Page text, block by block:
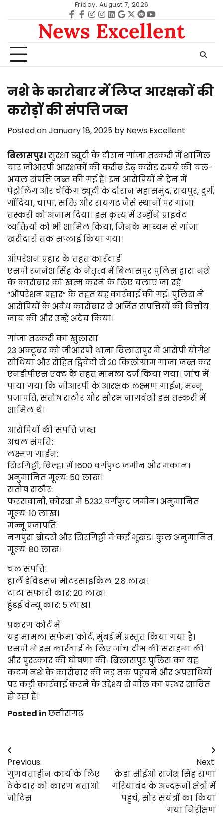
Friday, August 7, 2026
Facebook
facebook
Instagram
instagram
Linkedin
google
Twitter
redditYoutube
News Excellent
नशे के कारोबार में लिप्त आरक्षकों की
करोड़ों की संपत्ति जब्त
Posted onJanuary 18, 2025 by News Excellent
बिलासपुर। सुरक्षा ड्यूटी के दौरान गांजा तस्करी में शामिल
चार जीआरपी आरक्षकों की करीब डेढ़ करोड़ रुपये की चल-
अचल संपत्ति जब्त की गई है। इन आरोपियों ने ट्रेन में
पेट्रोलिंग और चेकिंग ड्यूटी के दौरान महासमुंद, रायपुर, दुर्ग,
गोंदिया, चांपा, सक्ति और रायगढ़ जैसे स्थानों पर गांजा
तस्करी को अंजाम दिया। इस कृत्य में उन्होंने प्राइवेट
व्यक्तियों को भी शामिल किया, जिनके माध्यम से गांजा
खरीदारों तक सप्लाई किया गया।
ऑपरेशन प्रहार के तहत कार्रवाई
एसपी रजनेश सिंह के नेतृत्व में बिलासपुर पुलिस द्वारा नशे
के कारोबार को खत्म करने के लिए चलाए जा रहे
“ऑपरेशन प्रहार” के तहत यह कार्रवाई की गई। पुलिस ने
आरोपियों के अवैध कारोबार से अर्जित संपत्तियों की वित्तीय
जांच की और उन्हें अटैच किया।
गांजा तस्करी का खुलासा
23 अक्टूबर को जीआरपी थाना बिलासपुर में आरोपी योगेश
सोंधिया और रोहित द्विवेदी से 20 किलोग्राम गांजा जब्त कर
एनडीपीएस एक्ट के तहत मामला दर्ज किया गया। जांच में
पाया गया कि जीआरपी के आरक्षक लक्ष्मण गाईन, मन्नू
प्रजापति, संतोष राठौर और सौरभ नागवंशी इस तस्करी में
शामिल थे।
आरोपियों की संपत्ति जब्त
अचल संपत्ति:
लक्ष्मण गाईन:
सिरगिट्टी, बिल्हा में 1600 वर्गफुट जमीन और मकान।
अनुमानित मूल्य: ₹50 लाख।
संतोष राठौर:
फरसवानी, कोरबा में 5232 वर्गफुट जमीन। अनुमानित
मूल्य: ₹10 लाख।
मन्नू प्रजापति:
नगपुरा बोदरी और सिरगिट्टी में कई भूखंड। कुल अनुमानित
मूल्य: ₹80 लाख।
चल संपत्ति:
हार्ले डेविडसन मोटरसाइकिल: ₹2.8 लाख।
टाटा सफारी कार: ₹20 लाख।
हुंडई वेन्यू कार: ₹5 लाख।
प्रकरण कोर्ट में
यह मामला सफेमा कोर्ट, मुंबई में प्रस्तुत किया गया है।
एसपी ने इस कार्रवाई के लिए जांच टीम की सराहना की
और पुरस्कार की घोषणा की। बिलासपुर पुलिस का यह
कदम नशे के कारोबार की जड़ तक पहुंचने और अपराधियों
पर कड़ी कार्रवाई करने के उद्देश्य से मील का पत्थर साबित
हो रहा है।
Posted inछत्तीसगढ़
Post
navigation
Previous:
गुणवत्ताहीन कार्य के लिए
ठेकेदार को कारण बताओ
नोटिस
Next:
क्रेडा सीईओ राजेश सिंह राणा
गरियाबंद के अन्दरूनी क्षेत्रों में
पहुंचे, सौर संयंत्रों का किया
गया निरीक्षण